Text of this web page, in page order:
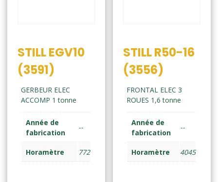
STILL EGV10
(3591)
GERBEUR ELEC
ACCOMP 1 tonne
Année de
fabrication
--
Horamètre 772
STILL R50-16
(3556)
FRONTAL ELEC 3
ROUES 1,6 tonne
Année de
fabrication
--
Horamètre 4045